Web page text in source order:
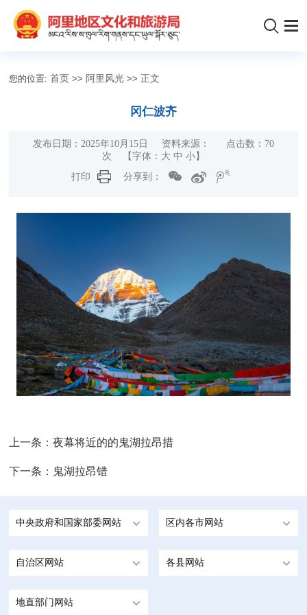
您的位置:首页 >> 阿里风光 >> 正文
冈仁波齐
发布日期：2025年10月15日 资料来源： 点击数： 70
次
【字体： 大 中 小】
打印
分享到：
上一条：夜幕将近的的鬼湖拉昂措
下一条： 鬼湖拉昂错
中央政府和国家部委网站 区内各市网站
自治区网站 各县网站
地直部门网站